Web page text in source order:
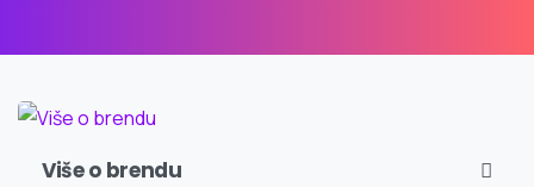
Više o brendu